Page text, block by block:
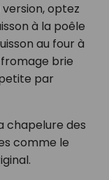
optez
à la poêle
au four à
fromage brie
par
chapelure des
comme le